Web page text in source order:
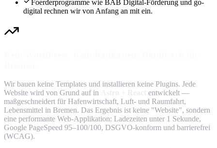
Foerderprogramme wie BAB Digital-Förderung und go-
digital rechnen wir von Anfang an mit ein.
Wir bauen keine Templates und installieren keine Plugins. Jede
Website wird von Grund auf in
entwickelt —
maßgeschneidert für Hafenwirtschaft, Luft- und Raumfahrt,
Lebensmittel in Bremen. Das Ergebnis ist keine "Website", sondern
eine performante Web-Applikation: Ladezeiten unter 1 Sekunde,
Google PageSpeed 95–100/100, DSGVO-konform und barrierefrei
(WCAG).